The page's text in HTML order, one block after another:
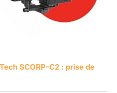
SCORP-C2 : prise de